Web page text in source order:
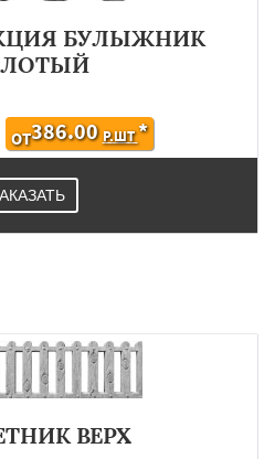
БУЛЫЖНИК
ОТ386.00 Р.ШТ*
ВЕРХ